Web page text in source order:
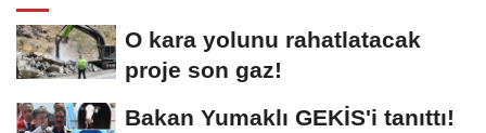
O kara yolunu rahatlatacak
proje son gaz!
Bakan Yumaklı GEKİS'i tanıttı!